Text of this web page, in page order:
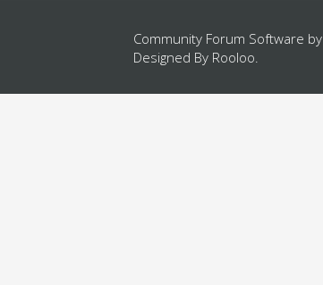
Community Forum Software by
Designed By Rooloo.